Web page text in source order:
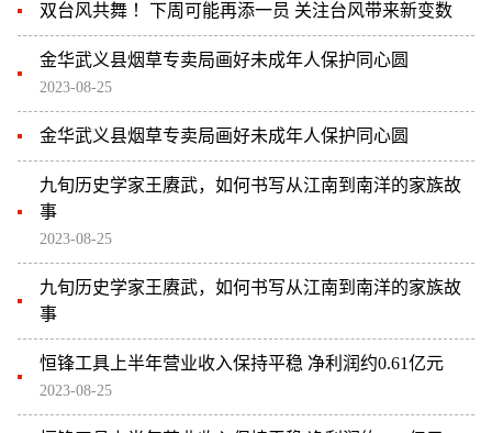
双台风共舞 ！下周可能再添一员 关注台风带来新变数
金华武义县烟草专卖局画好未成年人保护同心圆
2023-08-25
金华武义县烟草专卖局画好未成年人保护同心圆
九旬历史学家王赓武，如何书写从江南到南洋的家族故
事
2023-08-25
九旬历史学家王赓武，如何书写从江南到南洋的家族故
事
恒锋工具上半年营业收入保持平稳 净利润约0.61亿元
2023-08-25